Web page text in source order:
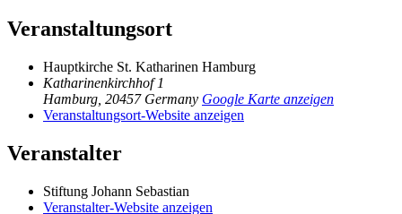
Veranstaltungsort
Hauptkirche St. Katharinen Hamburg
Katharinenkirchhof 1
Hamburg 20457 Germany Google Karte anzeigen
Veranstaltungsort-Website anzeigen
Veranstalter
Stiftung Johann Sebastian
Veranstalter-Website anzeigen